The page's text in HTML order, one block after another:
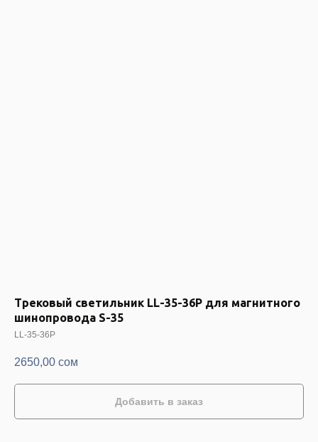
Трековый светильник LL-35-36P для магнитного
шинопровода S-35
LL-35-36P
2650,00 сом
Добавить в заказ